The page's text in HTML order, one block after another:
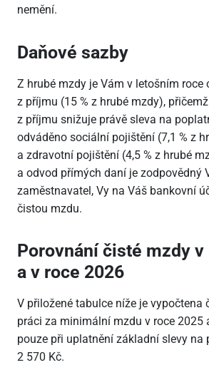
nemění.
Daňové sazby
Z hrubé mzdy je Vám v letošním roce
z příjmu (15 % z hrubé mzdy),
z příjmu snižuje právě sleva na
odváděno sociální pojištění (7,1 % z
a zdravotní pojištění (4,5 % z hrubé
a odvod přímých daní je zodpovědný
zaměstnavatel, Vy na Váš bankovní
čistou mzdu.
Porovnání čisté mzdy v
a v roce 2026
V přiložené tabulce níže je vypočtena
práci za minimální mzdu v roce 2025
pouze při uplatnění základní slevy na
2 570 Kč.